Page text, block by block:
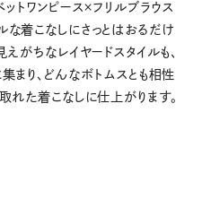
トワンピース×フリルブラウス
着こなしにさっとはおるだけ
がちなレイヤードスタイルも、
まり、どんなボトムスとも相性
れた着こなしに仕上がります。